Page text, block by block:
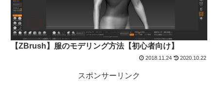
【ZBrush】服のモデリング方法【初心者向け】
2018.11.24 2020.10.22
スポンサーリンク